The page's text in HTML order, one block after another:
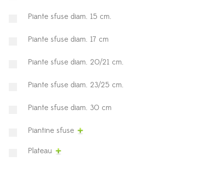
Piante sfuse diam. 15 cm.
Piante sfuse diam. 17 cm
Piante sfuse diam. 20/21 cm.
Piante sfuse diam. 23/25 cm.
Piante sfuse diam. 30 cm
Piantine sfuse
Plateau